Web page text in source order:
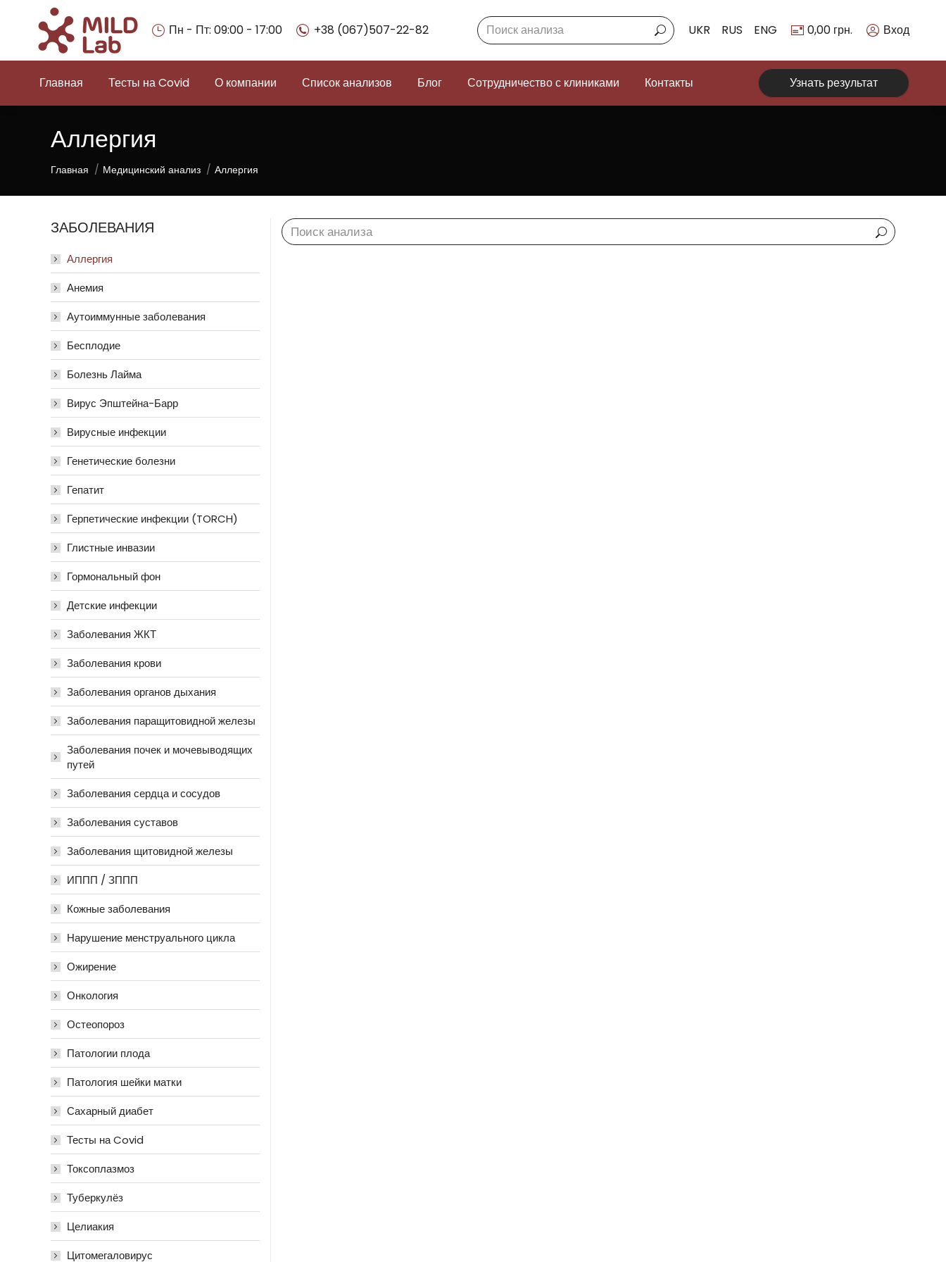
Пн - Пт: 09:00 - 17:00 +38 (067)507-22-82 Search: UKR RUS ENG 0,00 грн. Вход
Главная Тесты на Covid О компании Список анализов Блог Сотрудничество с клиниками Контакты Узнать результат
Аллергия
Вы здесь:
Главная Медицинский анализ Аллергия
Search:
ЗАБОЛЕВАНИЯ
Аллергия
Анемия
Аутоиммунные заболевания
Бесплодие
Болезнь Лайма
Вирус Эпштейна-Барр
Вирусные инфекции
Генетические болезни
Гепатит
Герпетические инфекции (TORCH)
Глистные инвазии
Гормональный фон
Детские инфекции
Заболевания ЖКТ
Заболевания крови
Заболевания органов дыхания
Заболевания паращитовидной железы
Заболевания почек и мочевыводящих
путей
Заболевания сердца и сосудов
Заболевания суставов
Заболевания щитовидной железы
ИППП / ЗППП
Кожные заболевания
Нарушение менструального цикла
Ожирение
Онкология
Остеопороз
Патологии плода
Патология шейки матки
Сахарный диабет
Тесты на Covid
Токсоплазмоз
Туберкулёз
Целиакия
Цитомегаловирус